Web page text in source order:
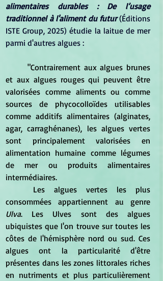
alimentaires durables : De l’usage
traditionnel à l'aliment du futur (Éditions
ISTE Group, 2025) étudie la laitue de mer
parmi d'autres algues :
et aux algues rouges qui peuvent être
valorisées comme aliments ou comme
sources de phycocolloïdes utilisables
comme additifs alimentaires (alginates,
agar, carraghénanes), les algues vertes
sont principalement valorisées en
alimentation humaine comme légumes
de mer ou produits alimentaires
intermédiaires.
Ulva. Les Ulves sont des algues
ubiquistes que l'on trouve sur toutes les
côtes de l'hémisphère nord ou sud. Ces
algues ont la particularité d'être
présentes dans les zones littorales riches
en nutriments et plus particulièrement